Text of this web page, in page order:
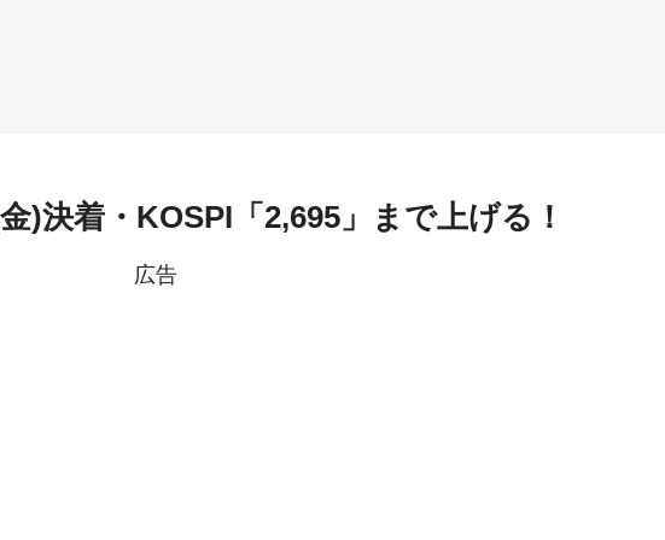
)決着・KOSPI「2,695」まで上げる！
広告